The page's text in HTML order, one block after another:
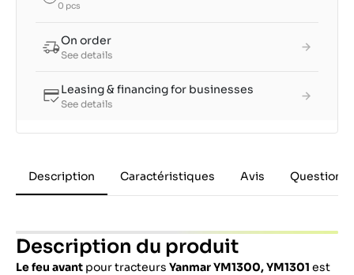
0 pcs
On order
See details
Leasing & financing for businesses
See details
Description Caractéristiques Avis Questions
Description du produit
Le feu avant pour tracteurs Yanmar YM1300, YM1301 est